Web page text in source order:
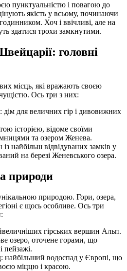
пунктуальністю і повагою до
якість у всьому, починаючи
Хоч і ввічливі, але на
здатися трохи замкнутими.
головні
місць, які вражають своєю
Ось три з них:
для величних гір і дивовижних
історією, відоме своїми
та озером Женева.
найбільш відвідуваних замків у
на березі Женевського озера.
природи
природою. Гори, озера,
є щось особливе. Ось три
гірських вершин Альп.
озеро, оточене горами, що
пейзажі.
найбільший водоспад у Європі, що
міццю і красою.